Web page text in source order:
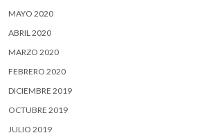
MAYO 2020
ABRIL 2020
MARZO 2020
FEBRERO 2020
DICIEMBRE 2019
OCTUBRE 2019
JULIO 2019